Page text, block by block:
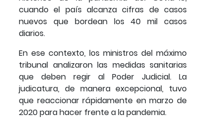
cuando el país alcanza cifras de casos
nuevos que bordean los 40 mil casos
diarios.
En ese contexto, los ministros del máximo
tribunal analizaron las medidas sanitarias
que deben regir al Poder Judicial. La
judicatura, de manera excepcional, tuvo
que reaccionar rápidamente en marzo de
2020 para hacer frente a la pandemia.